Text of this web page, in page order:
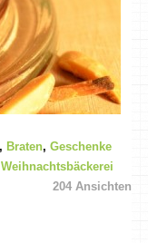
Braten, Geschenke
Weihnachtsbäckerei
204 Ansichten